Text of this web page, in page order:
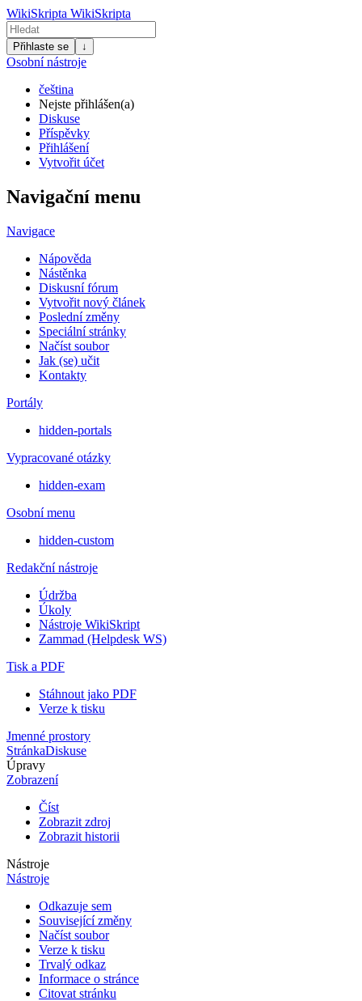
WikiSkripta WikiSkripta
Přihlaste se ↓
Osobní nástroje
čeština
Nejste přihlášen(a)
Diskuse
Příspěvky
Přihlášení
Vytvořit účet
Navigační menu
Navigace
Nápověda
Nástěnka
Diskusní fórum
Vytvořit nový článek
Poslední změny
Speciální stránky
Načíst soubor
Jak (se) učit
Kontakty
Portály
hidden-portals
Vypracované otázky
hidden-exam
Osobní menu
hidden-custom
Redakční nástroje
Údržba
Úkoly
Nástroje WikiSkript
Zammad (Helpdesk WS)
Tisk a PDF
Stáhnout jako PDF
Verze k tisku
Jmenné prostory
StránkaDiskuse
Úpravy
Zobrazení
Číst
Zobrazit zdroj
Zobrazit historii
Nástroje
Nástroje
Odkazuje sem
Související změny
Načíst soubor
Verze k tisku
Trvalý odkaz
Informace o stránce
Citovat stránku